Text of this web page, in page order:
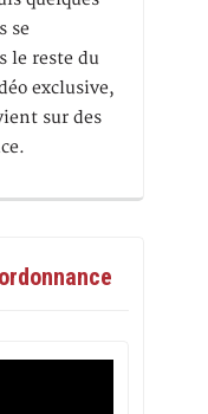
se
le reste du
exclusive,
sur des